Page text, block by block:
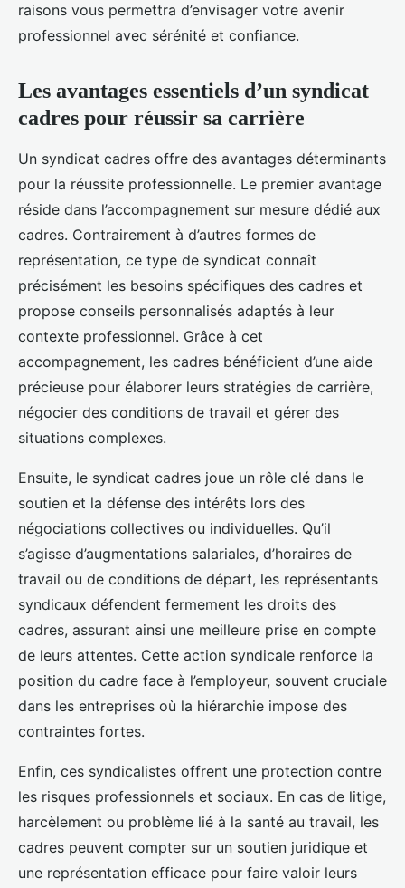
raisons vous permettra d’envisager votre avenir
professionnel avec sérénité et confiance.
Les avantages essentiels d’un syndicat
cadres pour réussir sa carrière
Un syndicat cadres offre des avantages déterminants
pour la réussite professionnelle. Le premier avantage
réside dans l’accompagnement sur mesure dédié aux
cadres. Contrairement à d’autres formes de
représentation, ce type de syndicat connaît
précisément les besoins spécifiques des cadres et
propose conseils personnalisés adaptés à leur
contexte professionnel. Grâce à cet
accompagnement, les cadres bénéficient d’une aide
précieuse pour élaborer leurs stratégies de carrière,
négocier des conditions de travail et gérer des
situations complexes.
Ensuite, le syndicat cadres joue un rôle clé dans le
soutien et la défense des intérêts lors des
négociations collectives ou individuelles. Qu’il
s’agisse d’augmentations salariales, d’horaires de
travail ou de conditions de départ, les représentants
syndicaux défendent fermement les droits des
cadres, assurant ainsi une meilleure prise en compte
de leurs attentes. Cette action syndicale renforce la
position du cadre face à l’employeur, souvent cruciale
dans les entreprises où la hiérarchie impose des
contraintes fortes.
Enfin, ces syndicalistes offrent une protection contre
les risques professionnels et sociaux. En cas de litige,
harcèlement ou problème lié à la santé au travail, les
cadres peuvent compter sur un soutien juridique et
une représentation efficace pour faire valoir leurs